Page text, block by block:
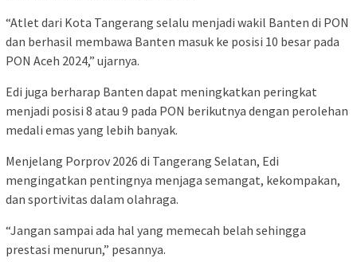
“Atlet dari Kota Tangerang selalu menjadi wakil Banten di PON
dan berhasil membawa Banten masuk ke posisi 10 besar pada
PON Aceh 2024,” ujarnya.
Edi juga berharap Banten dapat meningkatkan peringkat
menjadi posisi 8 atau 9 pada PON berikutnya dengan perolehan
medali emas yang lebih banyak.
Menjelang Porprov 2026 di Tangerang Selatan, Edi
mengingatkan pentingnya menjaga semangat, kekompakan,
dan sportivitas dalam olahraga.
“Jangan sampai ada hal yang memecah belah sehingga
prestasi menurun,” pesannya.